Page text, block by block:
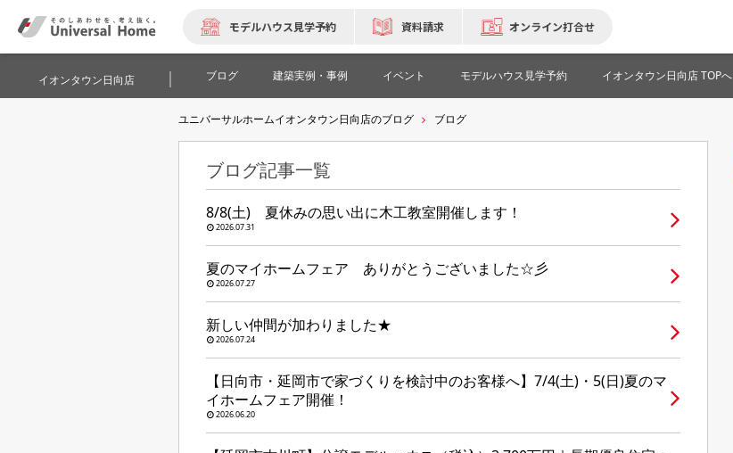
モデルハウス見学予約 資料請求 オンライン打合せ
イオンタウン日向店 ブログ 建築実例・事例 イベント モデルハウス見学予約 イオンタウン日向店 TOPへ
ユニバーサルホームイオンタウン日向店のブログ ブログ
ブログ記事一覧
8/8(土) 夏休みの思い出に木工教室開催します！
2026.07.31
夏のマイホームフェア ありがとうございました☆彡
2026.07.27
新しい仲間が加わりました★
2026.07.24
【日向市・延岡市で家づくりを検討中のお客様へ】7/4(土)・5(日)夏のマ
イホームフェア開催！
2026.06.20